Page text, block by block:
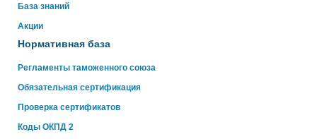
База знаний
Акции
Нормативная база
Регламенты таможенного союза
Обязательная сертификация
Проверка сертификатов
Коды ОКПД 2